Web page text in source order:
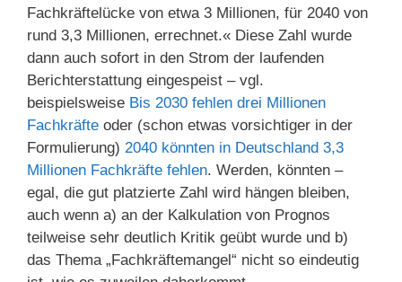
Fachkräftelücke von etwa 3 Millionen, für 2040 von
rund 3,3 Millionen, errechnet.« Diese Zahl wurde
dann auch sofort in den Strom der laufenden
Berichterstattung eingespeist – vgl.
beispielsweise Bis 2030 fehlen drei Millionen
Fachkräfte oder (schon etwas vorsichtiger in der
Formulierung) 2040 könnten in Deutschland 3,3
Millionen Fachkräfte fehlen. Werden, könnten –
egal, die gut platzierte Zahl wird hängen bleiben,
auch wenn a) an der Kalkulation von Prognos
teilweise sehr deutlich Kritik geübt wurde und b)
das Thema „Fachkräftemangel“ nicht so eindeutig